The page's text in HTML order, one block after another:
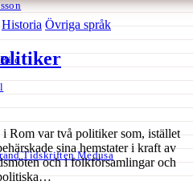
Tidskriften Medusa
Historia Övriga språk
Rom var två politiker som, istället
sina hemstater i kraft av
och i folkförsamlingar och